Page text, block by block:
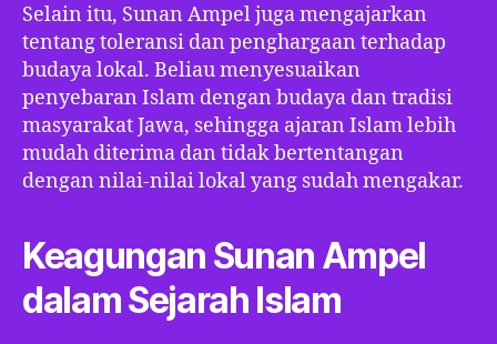
Selain itu, Sunan Ampel juga mengajarkan
tentang toleransi dan penghargaan terhadap
budaya lokal. Beliau menyesuaikan
penyebaran Islam dengan budaya dan tradisi
masyarakat Jawa, sehingga ajaran Islam lebih
mudah diterima dan tidak bertentangan
dengan nilai-nilai lokal yang sudah mengakar.
Keagungan Sunan Ampel
dalam Sejarah Islam